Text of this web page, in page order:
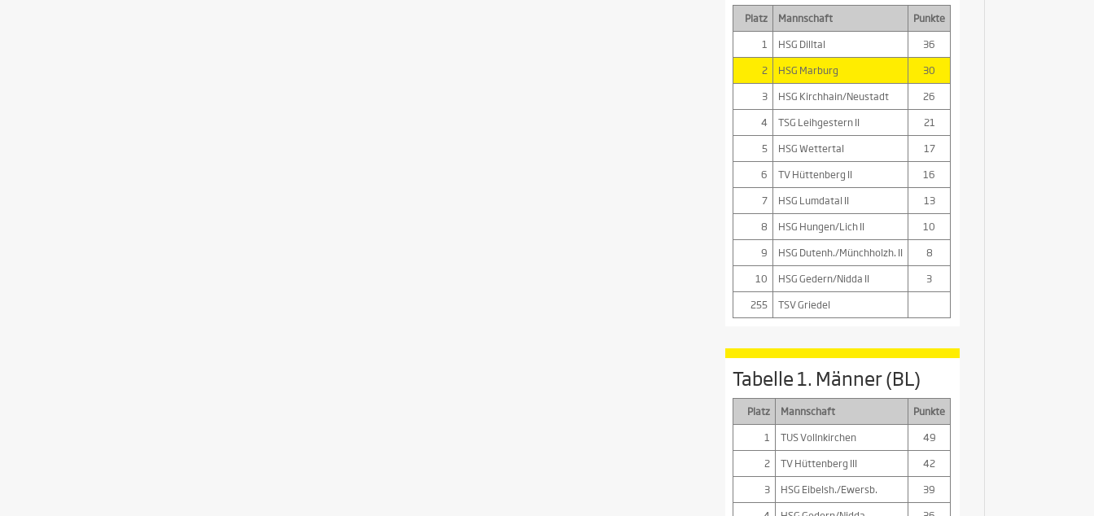
Platz Mannschaft
Punkte
1
HSG Dilltal
36
2
HSG Marburg
30
3
HSG Kirchhain/Neustadt
26
4
TSG Leihgestern II
21
5
HSG Wettertal
17
6
TV Hüttenberg II
16
7
HSG Lumdatal II
13
8
HSG Hungen/Lich II
10
9
HSG Dutenh./Münchholzh. II
8
10
HSG Gedern/Nidda II
3
255
TSV Griedel
Tabelle 1. Männer (BL)
Platz Mannschaft
Punkte
1
TUS Vollnkirchen
49
2
TV Hüttenberg III
42
3
HSG Eibelsh./Ewersb.
39